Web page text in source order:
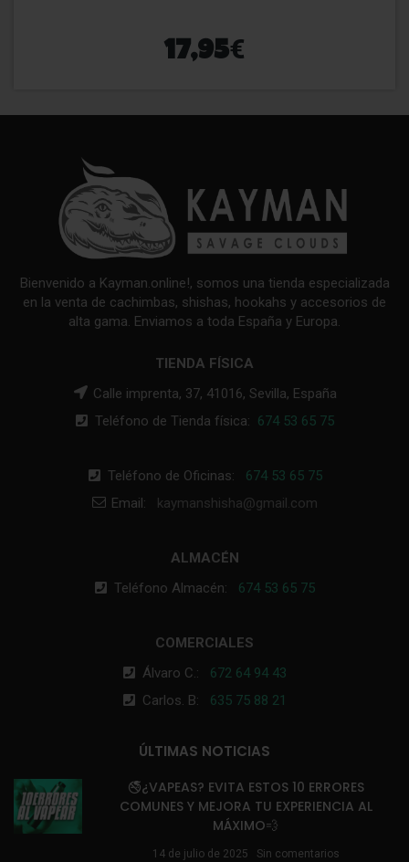
17,95€
Bienvenido a Kayman.online!, somos una tienda especializada
en la venta de cachimbas, shishas, hookahs y accesorios de
alta gama. Enviamos a toda España y Europa.
TIENDA FÍSICA
Calle imprenta, 37, 41016, Sevilla, España
Teléfono de Tienda física: 674 53 65 75
Teléfono de Oficinas: 674 53 65 75
Email: kaymanshisha@gmail.com
ALMACÉN
Teléfono Almacén: 674 53 65 75
COMERCIALES
Álvaro C.: 672 64 94 43
Carlos. B: 635 75 88 21
ÚLTIMAS NOTICIAS
🚭¿VAPEAS? EVITA ESTOS 10 ERRORES
COMUNES Y MEJORA TU EXPERIENCIA AL
MÁXIMO💨
14 de julio de 2025 Sin comentarios